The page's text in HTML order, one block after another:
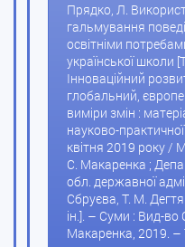
Прядко, Л.
гальмування
освітніми
української школи
Інноваційний
глобальний,
виміри змін :
науково-
квітня 2019 року /
С. Макаренка ;
обл. державної
Сбруєва, Т. М.
ін.]. – Суми : Вид-
Макаренка, 2019. –